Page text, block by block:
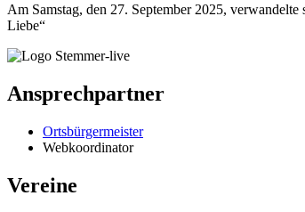
Am Samstag, den 27. September 2025,
Liebe“
Ansprechpartner
Ortsbürgermeister
Webkoordinator
Vereine